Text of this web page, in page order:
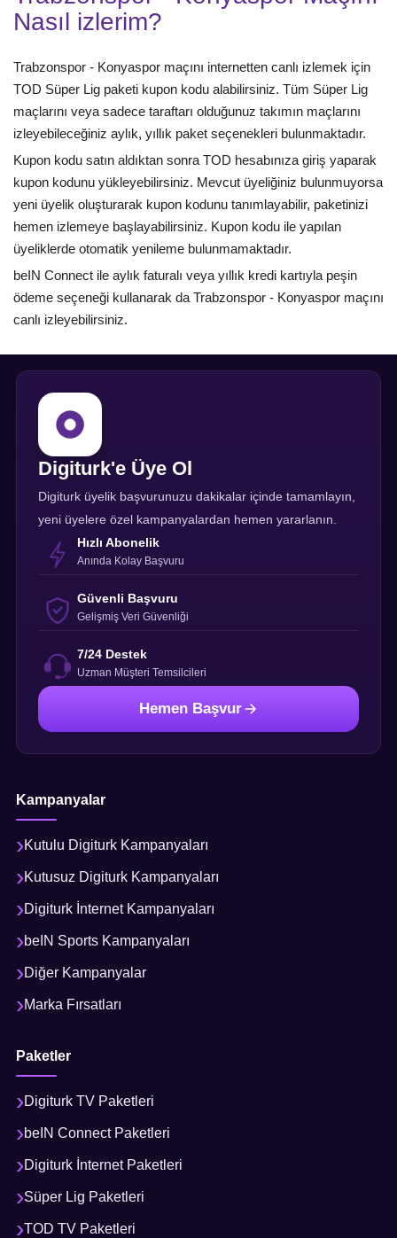
Nasıl izlerim?
Trabzonspor - Konyaspor maçını internetten canlı izlemek için
TOD Süper Lig paketi kupon kodu alabilirsiniz. Tüm Süper Lig
maçlarını veya sadece taraftarı olduğunuz takımın maçlarını
izleyebileceğiniz aylık, yıllık paket seçenekleri bulunmaktadır.
Kupon kodu satın aldıktan sonra TOD hesabınıza giriş yaparak
kupon kodunu yükleyebilirsiniz. Mevcut üyeliğiniz bulunmuyorsa
yeni üyelik oluşturarak kupon kodunu tanımlayabilir, paketinizi
hemen izlemeye başlayabilirsiniz. Kupon kodu ile yapılan
üyeliklerde otomatik yenileme bulunmamaktadır.
beIN Connect ile aylık faturalı veya yıllık kredi kartıyla peşin
ödeme seçeneği kullanarak da Trabzonspor - Konyaspor maçını
canlı izleyebilirsiniz.
Digiturk'e Üye Ol
Digiturk üyelik başvurunuzu dakikalar içinde tamamlayın,
yeni üyelere özel kampanyalardan hemen yararlanın.
Hızlı Abonelik
Anında Kolay Başvuru
Güvenli Başvuru
Gelişmiş Veri Güvenliği
7/24 Destek
Uzman Müşteri Temsilcileri
Hemen Başvur
Kampanyalar
Kutulu Digiturk Kampanyaları
Kutusuz Digiturk Kampanyaları
Digiturk İnternet Kampanyaları
beIN Sports Kampanyaları
Diğer Kampanyalar
Marka Fırsatları
Paketler
Digiturk TV Paketleri
beIN Connect Paketleri
Digiturk İnternet Paketleri
Süper Lig Paketleri
TOD TV Paketleri